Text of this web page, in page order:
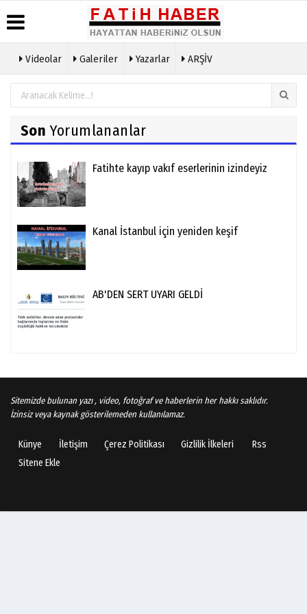
Haber
Arşivi
Haberleri
Biyografiler
Köşe
Foto
Künye
İlkeleri
Videolar Galeriler Yazarlar ARŞİV
Son Yorumlananlar
Fatihte kayıp vakıf eserlerinin izindeyiz
Kanal İstanbul için yeniden keşif
AB'DEN SERT UYARI GELDİ
Sitemizde bulunan yazı , video, fotoğraf ve haberlerin her hakkı saklıdır.
İzinsiz veya kaynak gösterilemeden kullanılamaz.
Künye İletişim Çerez Politikası Gizlilik İlkeleri
Rss
Sitene Ekle